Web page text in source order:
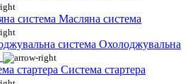
Масляна система
Охолоджувальна
Система стартера